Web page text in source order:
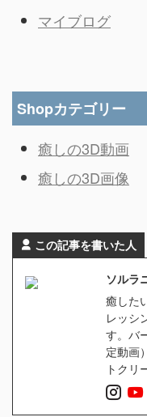
マイブログ
Shopカテゴリー
癒しの3D動画
癒しの3D画像
この記事を書いた人
ソルラ
癒した
レッシ
す。バ
定動画
トクリ